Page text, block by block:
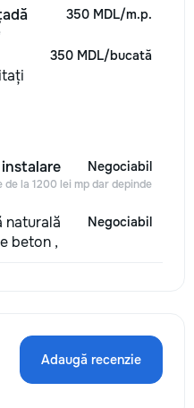
350 MDL/m.p.
350 MDL/bucată
la 1200 lei mp dar depinde
Negociabil
naturală
beton ,
Negociabil
Adaugă recenzie